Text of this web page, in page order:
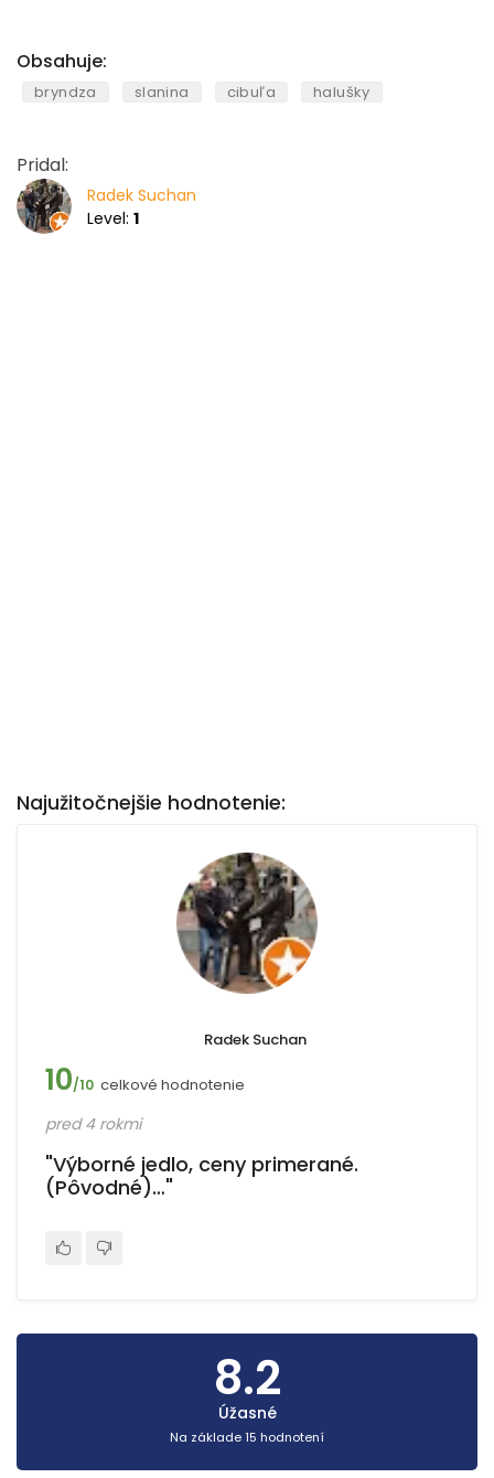
Obsahuje:
bryndza slanina cibuľa halušky
Pridal:
Radek Suchan
Level: 1
Najužitočnejšie hodnotenie:
Radek Suchan
10/10 celkové hodnotenie
pred 4 rokmi
"Výborné jedlo, ceny primerané.
(Pôvodné)…"
8.2
Úžasné
Na základe 15 hodnotení